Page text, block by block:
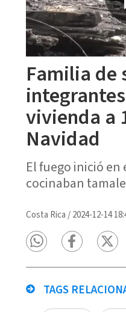
Familia de
vivienda a
Navidad
El fuego inició
cocinaban
Costa Rica /2024-12-14
TAGS